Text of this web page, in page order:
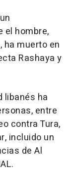
el hombre,
ha muerto en
Rashaya y
libanés ha
entre
contra Tura,
incluido un
de Al